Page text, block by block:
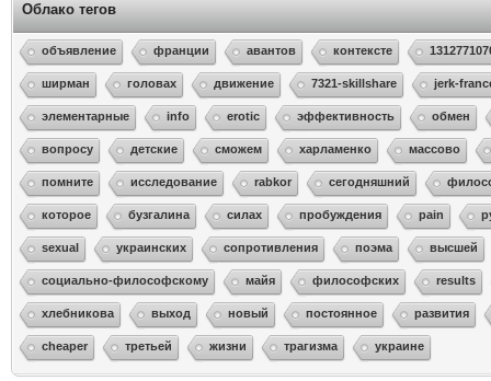
Облако тегов
объявление франции авантов контексте
ширман головах движение 7321-skillshare jerk-
элементарные info erotic эффективность обмен
вопросу детские сможем харламенко массово
помните исследование rabkor сегодняшний
которое бузгалина силах пробуждения pain
sexual украинских сопротивления поэма высшей
социально-философскому майя философских results
хлебникова выход новый постоянное развития
cheaper третьей жизни трагизма украине